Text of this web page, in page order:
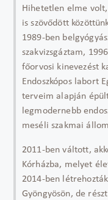
Hihetetlen elme
is szövődött
1989-ben
szakvizsgáztam,
főorvosi kinevezést
Endoszkópos labort
terveim alapján
legmodernebb
meséli szakmai
2011-ben váltott,
Kórházba, melyet
2014-ben
Gyöngyösön, de